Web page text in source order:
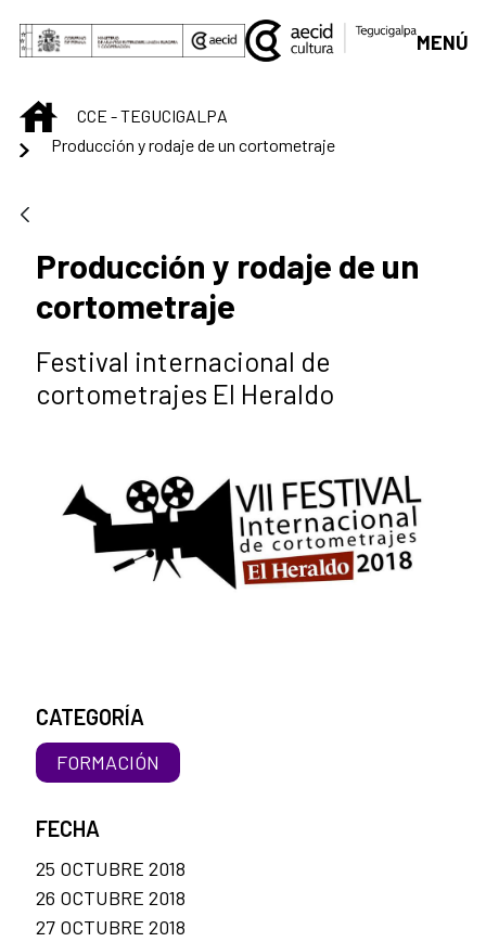
Saltar al contenido principal
MENÚ
INICIOCCE - TEGUCIGALPA
Producción y rodaje de un cortometraje
Producción y rodaje de un
cortometraje
Festival internacional de
cortometrajes El Heraldo
CATEGORÍA
FORMACIÓN
FECHA
25 OCTUBRE 2018
26 OCTUBRE 2018
27 OCTUBRE 2018